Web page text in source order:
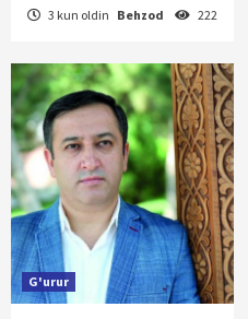
3 kun oldin Behzod 222
G'urur